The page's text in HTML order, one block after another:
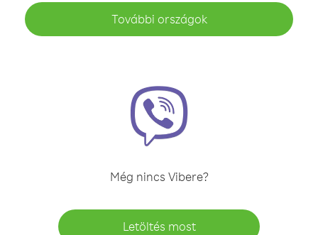
További országok
Még nincs Vibere?
Letöltés most